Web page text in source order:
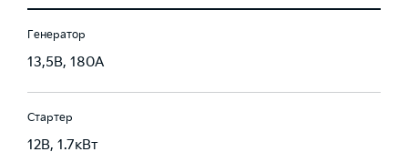
Генератор
13,5В, 180А
Стартер
12В, 1.7кВт